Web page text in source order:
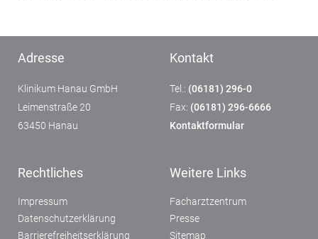
Adresse
Klinikum Hanau GmbH
Leimenstraße 20
63450 Hanau
Kontakt
Tel.: (06181) 296-0
Fax: (06181) 296-6666
Kontaktformular
Rechtliches
Impressum
Datenschutzerklärung
Barrierefreiheitserklärung
Weitere Links
Facharztzentrum
Presse
Sitemap